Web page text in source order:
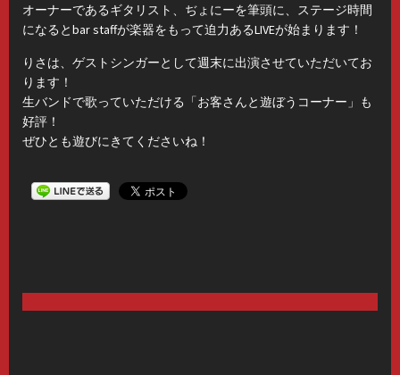
オーナーであるギタリスト、ぢょにーを筆頭に、ステージ時間
になるとbar staffが楽器をもって迫力あるLIVEが始まります！
りさは、ゲストシンガーとして週末に出演させていただいてお
ります！
生バンドで歌っていただける「お客さんと遊ぼうコーナー」も
好評！
ぜひとも遊びにきてくださいね！